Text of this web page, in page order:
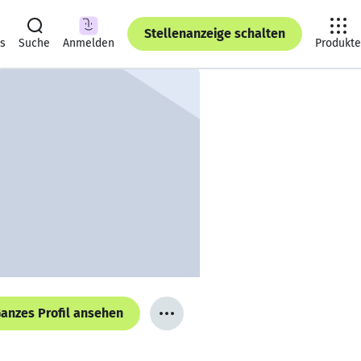
Suche Anmelden
Stellenanzeige schalten
Produkte
Profil ansehen